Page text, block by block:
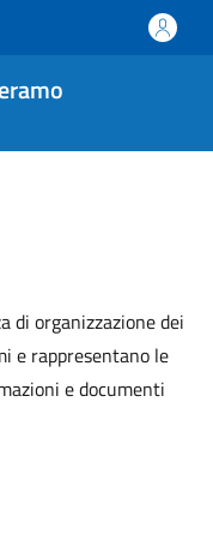
di organizzazione dei
e rappresentano le
e documenti